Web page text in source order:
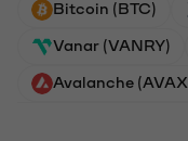
Bitcoin (BTC)
Vanar (VANRY)
Avalanche